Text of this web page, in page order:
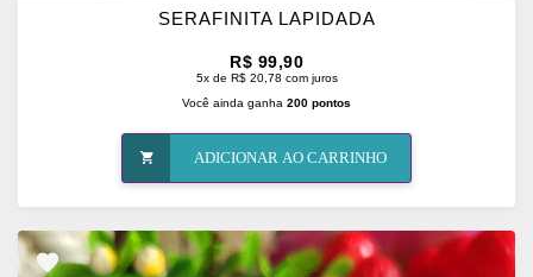
SERAFINITA LAPIDADA
R$ 99,90
5x de R$ 20,78 com juros
Você ainda ganha 200 pontos
ADICIONAR AO CARRINHO
ADICIONAR